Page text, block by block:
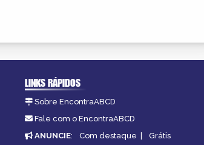
LINKS RÁPIDOS
Sobre EncontraABCD
Fale com o EncontraABCD
ANUNCIE: Com destaque | Grátis